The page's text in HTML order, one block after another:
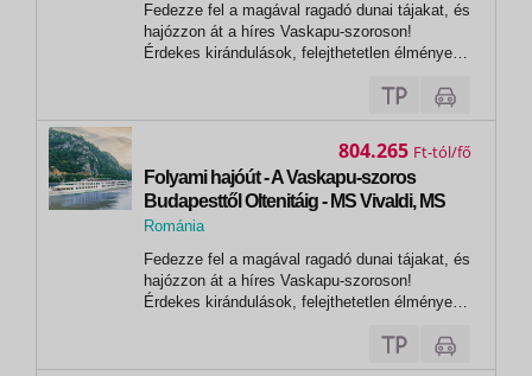
Budapest
Fedezze fel a magával ragadó dunai tájakat, és
hajózzon át a híres Vaskapu-szoroson!
Érdekes kirándulások, felejthetetlen élmények
órakor beszállás a hajóra. Miután kényelmesen
elhelyezkedtek kabinjaikban, egy üdvözlő
Folyami hajóút - A Vaskapu-szoros
Budapesttől Oltenitáig - MS Vivaldi, MS
L'Europe
Románia
Fedezze fel a magával ragadó dunai tájakat, és
hajózzon át a híres Vaskapu-szoroson!
Érdekes kirándulások, felejthetetlen élmények
Vaskapu-szoros | Rusze | Oltenita |
Csernavoda | Fetesti | Tulcsa | Oltenita (9 nap/
804.265 Ft